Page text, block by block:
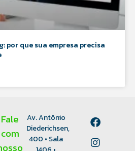
por que sua empresa precisa
Fale
com
Av. Antônio
Diederichsen,
400 • Sala